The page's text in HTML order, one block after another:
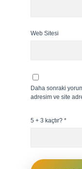
Web Sitesi
Daha sonraki
adresim ve site
5 + 3 kaçtır? *